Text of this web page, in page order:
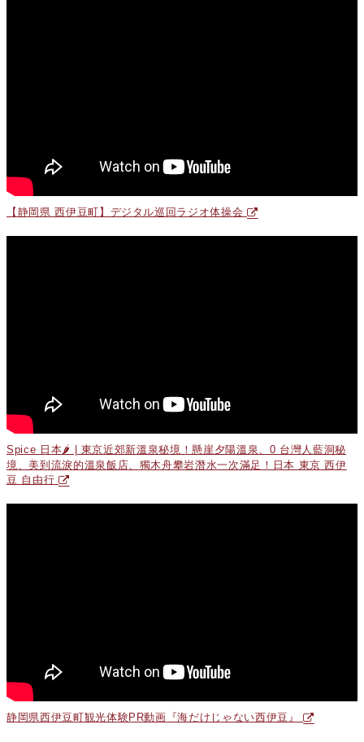
【静岡県 西伊豆町】デジタル巡回ラジオ体操会
Spice 日本🌶️ | 東京近郊新溫泉秘境！懸崖夕陽溫泉、0 台灣人藍洞秘
境、美到流淚的溫泉飯店、獨木舟攀岩潛水一次滿足！日本 東京 西伊
豆 自由行
静岡県西伊豆町観光体験PR動画『海だけじゃない西伊豆』